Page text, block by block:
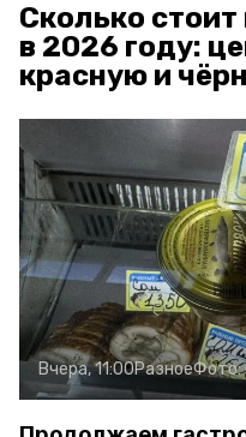
Сколько
в 2026 году:
красную и
Вчера, 11:00РазноеФото: